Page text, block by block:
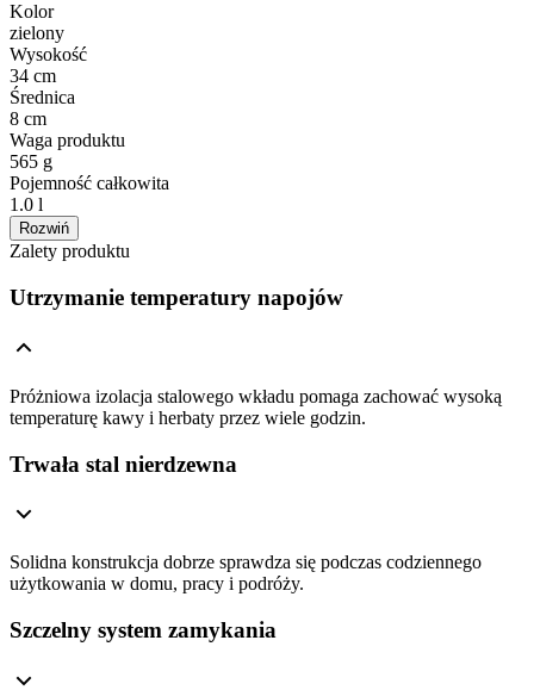
Kolor
zielony
Wysokość
34 cm
Średnica
8 cm
Waga produktu
565 g
Pojemność całkowita
1.0 l
Rozwiń
Zalety produktu
Utrzymanie temperatury napojów
Próżniowa izolacja stalowego wkładu pomaga zachować wysoką
temperaturę kawy i herbaty przez wiele godzin.
Trwała stal nierdzewna
Solidna konstrukcja dobrze sprawdza się podczas codziennego
użytkowania w domu, pracy i podróży.
Szczelny system zamykania